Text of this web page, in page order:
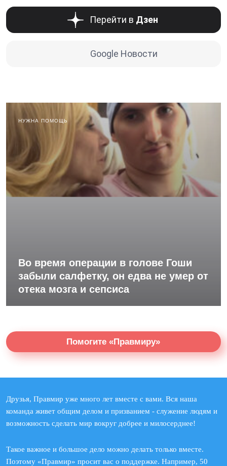
Перейти в Дзен
Google Новости
НУЖНА ПОМОЩЬ
Во время операции в голове Гоши
забыли салфетку, он едва не умер от
отека мозга и сепсиса
Помогите «Правмиру»
Друзья, Правмир уже много лет вместе с вами. Вся наша
команда живет общим делом и призванием - служение людям и
возможность сделать мир вокруг добрее и милосерднее!
Такое важное и большое дело можно делать только вместе.
Поэтому «Правмир» просит вас о поддержке. Например, 50